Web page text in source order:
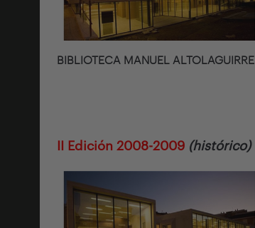
BIBLIOTECA MANUEL ALTOLAGUIRRE
II Edición 2008-2009 (histórico)